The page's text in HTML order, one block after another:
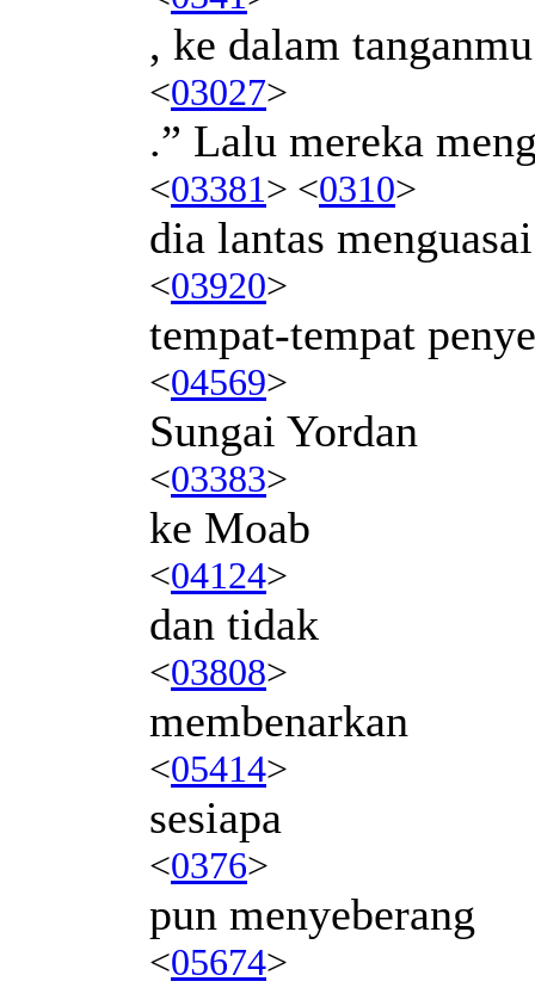
, ke dalam tanganmu
<03027>
.” Lalu mereka
<03381> <0310>
dia lantas menguasai
<03920>
tempat-tempat
<04569>
Sungai Yordan
<03383>
ke Moab
<04124>
dan tidak
<03808>
membenarkan
<05414>
sesiapa
<0376>
pun menyeberang
<05674>